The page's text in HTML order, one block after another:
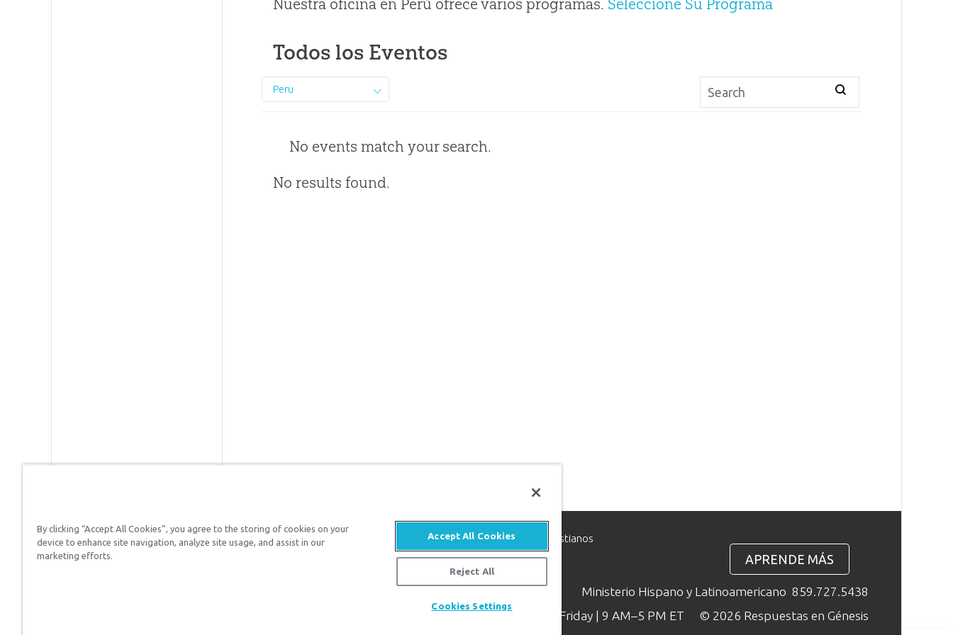
Nuestra oficina en Perú ofrece varios programas. Seleccione Su Programa
Todos los Eventos
Peru
No events match your search.
No results found.
Respuestas en Génesis es un ministerio de apologética, dedicado a ayudar a los cristianos
defender su fe y proclamar el evangelio de Jesucristo.
APRENDE MÁS
Ministerio Hispano y Latinoamericano 859.727.5438
Available Monday–Friday | 9 AM–5 PM ET
© 2026 Respuestas en Génesis
By clicking “Accept All Cookies”, you agree to the storing of cookies on your
device to enhance site navigation, analyze site usage, and assist in our
marketing efforts.
Accept All Cookies
Reject All
Cookies Settings